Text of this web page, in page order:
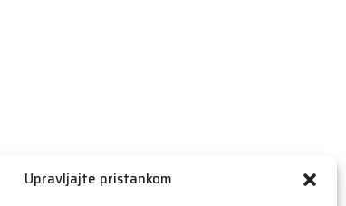
Upravljajte pristankom
rujan 2018